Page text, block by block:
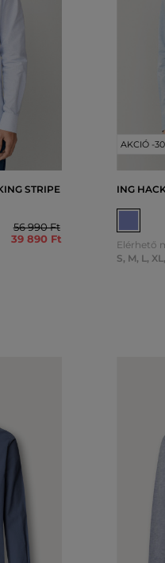
STRIPE
56 990 Ft
39 890 Ft
AKCIÓ -
ING
Elérhető
S, M, L, XL,